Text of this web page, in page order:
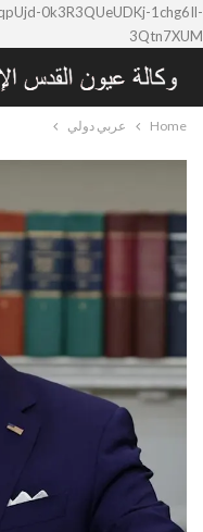
0k3R3QUeUDKj-1chg6Il-
3Qtn7XUM
Home عربي دولي